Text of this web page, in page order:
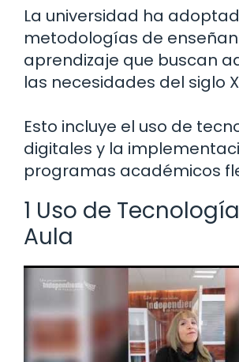
La universidad ha
metodologías de
aprendizaje que buscan
las necesidades del siglo
Esto incluye el uso de
digitales y la
programas académicos
1 Uso de
Aula